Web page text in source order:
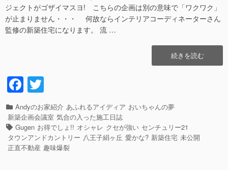
ジェクトがゴザイマスヨ! こちらの企画は別の意味で「ワクワク」
が止まりません・・・ 何故ならインテリアコーディネーターさん
監修の新築住宅になります。 流 …
“別
に
い
訳
で
続きを読む
F
a
c
e
b
wi
tt
er
カ
テ
ゴ
リ
ー
Andyのお家紹介 あふれるアイディア おいちゃんの夢
新築企画会議室 気合の入った施工日誌
タ
グ
Gugen お得でしょ!! オシャレ クセが強い センチュリー21
タウンアンドカントリー 八王子絹ヶ丘 愛かな? 新築住宅 未公開
正直不動産 趣味爆裂